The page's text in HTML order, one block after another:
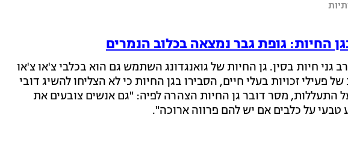
החיות: גופת גבר נמצאה בכלוב הנמרים
גני חיות בסין. גן החיות של גואנגדונג השתמש גם הוא בכלבי צ'או צ'או
פעילי זכויות בעלי חיים, הסבירו בגן החיות כי לא הצליחו להשיג דובי
התעללות, מסר דובר גן החיות הצהרה לפיה: "גם אנשים צובעים את
על כלבים אם יש להם פרווה ארוכה".